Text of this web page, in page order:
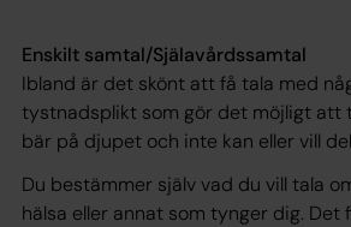
Enskilt samtal/Själavårdssamtal
Ibland är det skönt att få tala med
tystnadsplikt som gör det möjligt att
bär på djupet och inte kan eller vill
Du bestämmer själv vad du vill tala
hälsa eller annat som tynger dig. Det